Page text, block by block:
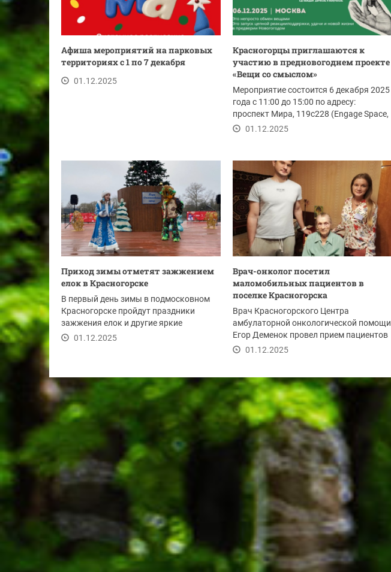
Афиша мероприятий на парковых
территориях с 1 по 7 декабря
01.12.2025
Красногорцы приглашаются к
участию в предновогоднем проекте
«Вещи со смыслом»
Мероприятие состоится 6 декабря 2025
года с 11:00 до 15:00 по адресу:
проспект Мира, 119с228 (Engage Space,
в двух...
01.12.2025
Приход зимы отметят зажжением
елок в Красногорске
В первый день зимы в подмосковном
Красногорске пройдут праздники
зажжения елок и другие яркие
мероприятия в рамках...
01.12.2025
Врач-онколог посетил
маломобильных пациентов в
поселке Красногорска
Врач Красногорского Центра
амбулаторной онкологической помощи
Егор Деменок провел прием пациентов
в поселке...
01.12.2025